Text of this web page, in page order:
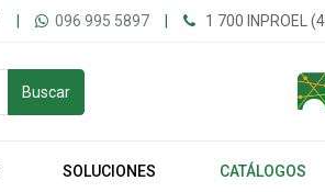
096 995 5897 1 700 INPROEL
Buscar
SOLUCIONES CATÁLOGOS